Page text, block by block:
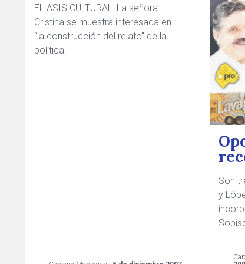
EL ASIS CULTURAL: La señora
Cristina se muestra interesada en
“la construcción del relato” de la
política.
Son
y